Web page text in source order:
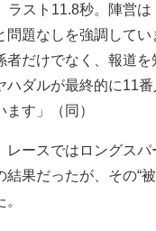
スト11.8秒。陣営は
題なしを強調して
だけでなく、報道を
ダルが最終的に11
す」（同）
ースではロングスパ
果だったが、その“